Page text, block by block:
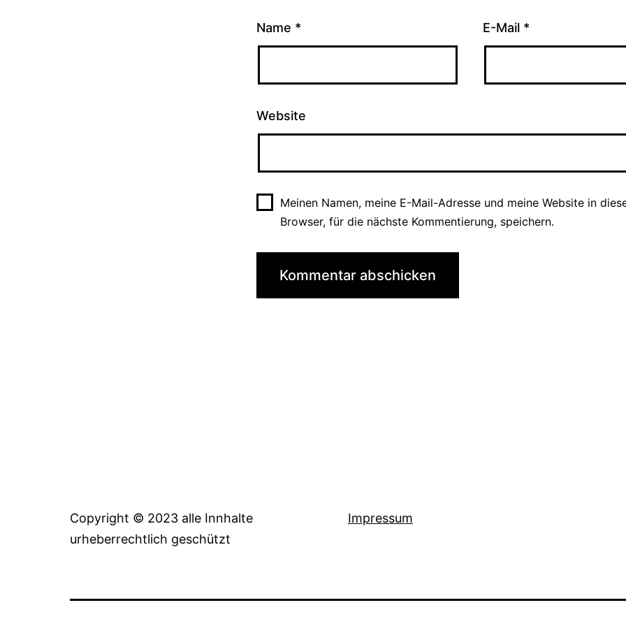
Name * E-Mail *
Website
Meinen Namen, meine E-Mail-Adresse und meine Website in
Browser, für die nächste Kommentierung, speichern.
Copyright © 2023 alle Innhalte
urheberrechtlich geschützt
Impressum